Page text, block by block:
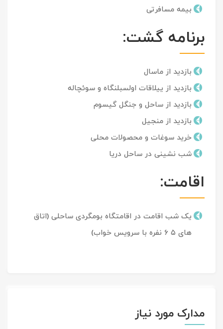
بیمه مسافرتی
برنامه گشت:
بازدید از ماسال
بازدید از ییلاقات اولسبلنگاه و سوئچاله
بازدید از ساحل و جنگل گیسوم
بازدید از منجیل
خرید سوغات و محصولات محلی
شب نشینی در ساحل دریا
اقامت:
یک شب اقامت در اقامتگاه بومگردی ساحلی (اتاق
های ۵ ۶ نفره با سرویس خواب)
مدارک مورد نیاز